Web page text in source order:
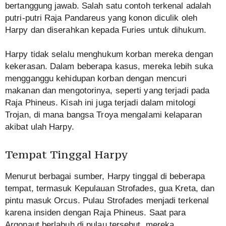
bertanggung jawab. Salah satu contoh terkenal adalah
putri-putri Raja Pandareus yang konon diculik oleh
Harpy dan diserahkan kepada Furies untuk dihukum.
Harpy tidak selalu menghukum korban mereka dengan
kekerasan. Dalam beberapa kasus, mereka lebih suka
mengganggu kehidupan korban dengan mencuri
makanan dan mengotorinya, seperti yang terjadi pada
Raja Phineus. Kisah ini juga terjadi dalam mitologi
Trojan, di mana bangsa Troya mengalami kelaparan
akibat ulah Harpy.
Tempat Tinggal Harpy
Menurut berbagai sumber, Harpy tinggal di beberapa
tempat, termasuk Kepulauan Strofades, gua Kreta, dan
pintu masuk Orcus. Pulau Strofades menjadi terkenal
karena insiden dengan Raja Phineus. Saat para